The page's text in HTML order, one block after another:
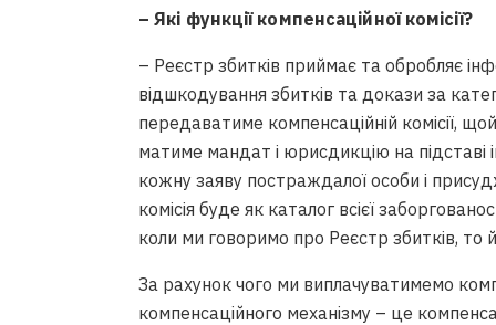
– Які функції компенсаційної комісії?
– Реєстр збитків приймає та обробляє
відшкодування збитків та докази за
передаватиме компенсаційній комісії,
матиме мандат і юрисдикцію на підставі
кожну заяву постраждалої особи і
комісія буде як каталог всієї
коли ми говоримо про Реєстр збитків,
За рахунок чого ми виплачуватимемо
компенсаційного механізму – це